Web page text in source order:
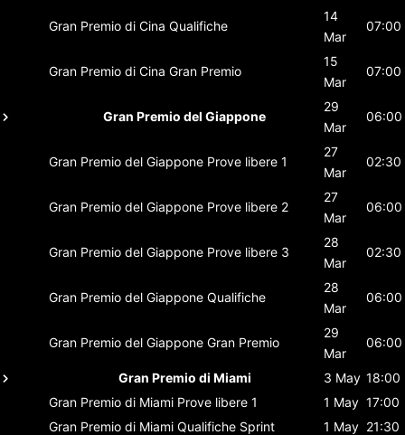
Gran Premio di Cina Qualifiche
14
Mar
07:00
Gran Premio di Cina Gran Premio
15
Mar
07:00
Gran Premio del Giappone
29
Mar
06:00
Gran Premio del Giappone Prove libere 1
27
Mar
02:30
Gran Premio del Giappone Prove libere 2
27
Mar
06:00
Gran Premio del Giappone Prove libere 3
28
Mar
02:30
Gran Premio del Giappone Qualifiche
28
Mar
06:00
Gran Premio del Giappone Gran Premio
29
Mar
06:00
Gran Premio di Miami 3 May 18:00
Gran Premio di Miami Prove libere 1 1 May 17:00
Gran Premio di Miami Qualifiche Sprint 1 May 21:30